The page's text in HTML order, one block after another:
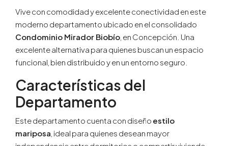
Vive con comodidad y excelente conectividad en este
moderno departamento ubicado en el consolidado
Condominio Mirador Biobío , en Concepción. Una
excelente alternativa para quienes buscan un espacio
funcional, bien distribuido y en un entorno seguro.
Características del
Departamento
Este departamento cuenta con diseño estilo
mariposa , ideal para quienes desean mayor